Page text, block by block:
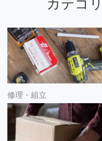
カテゴ
修理・組立